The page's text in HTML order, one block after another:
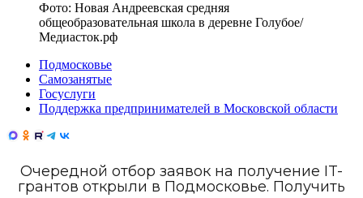
Фото: Новая Андреевская средняя
общеобразовательная школа в деревне Голубое/
Медиасток.рф
Подмосковье
Самозанятые
Госуслуги
Поддержка предпринимателей в Московской области
Очередной отбор заявок на получение IT-
грантов открыли в Подмосковье. Получить